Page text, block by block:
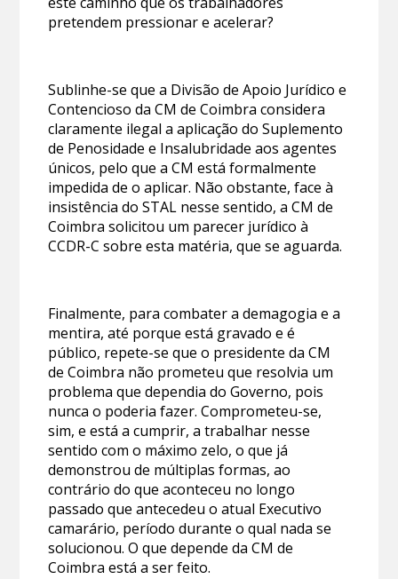
pretendem pressionar e acelerar?
Sublinhe-se que a Divisão de Apoio Jurídico e
Contencioso da CM de Coimbra considera
claramente ilegal a aplicação do Suplemento
de Penosidade e Insalubridade aos agentes
únicos, pelo que a CM está formalmente
impedida de o aplicar. Não obstante, face à
insistência do STAL nesse sentido, a CM de
Coimbra solicitou um parecer jurídico à
CCDR-C sobre esta matéria, que se aguarda.
Finalmente, para combater a demagogia e a
mentira, até porque está gravado e é
público, repete-se que o presidente da CM
de Coimbra não prometeu que resolvia um
problema que dependia do Governo, pois
nunca o poderia fazer. Comprometeu-se,
sim, e está a cumprir, a trabalhar nesse
sentido com o máximo zelo, o que já
demonstrou de múltiplas formas, ao
contrário do que aconteceu no longo
passado que antecedeu o atual Executivo
camarário, período durante o qual nada se
solucionou. O que depende da CM de
Coimbra está a ser feito.